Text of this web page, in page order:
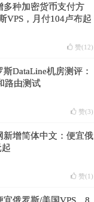
多种加密货币支付方
VPS，月付104卢布起
赞(12)
斯DataLine机房测评：
路由测试
赞(3)
新增简体中文：便宜俄
起
赞(1 )